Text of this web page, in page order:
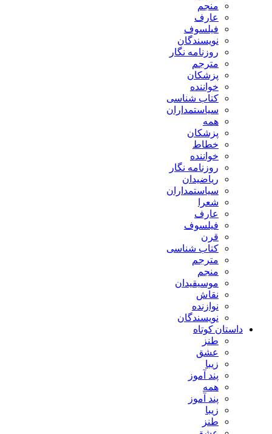
منجم
عارف
فیلسوف
نویسندگان
روزنامه نگار
مترجم
پزشکان
خواننده
کتاب شناسی
سیاستمداران
همه
پزشکان
خطاط
خواننده
روزنامه نگار
ریاضیدان
سیاستمداران
شعرا
عارف
فیلسوف
قرن
کتاب شناسی
مترجم
منجم
موسیقیدان
نقاش
نوازنده
نویسندگان
داستان کوتاه
طنز
عشق
زیبا
پند آموز
همه
پند آموز
زیبا
طنز